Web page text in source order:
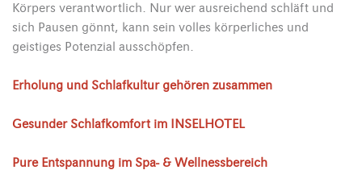
Körpers verantwortlich. Nur wer ausreichend schläft und
sich Pausen gönnt, kann sein volles körperliches und
geistiges Potenzial ausschöpfen.
Erholung und Schlafkultur gehören zusammen
Gesunder Schlafkomfort im INSELHOTEL
Pure Entspannung im Spa- & Wellnessbereich